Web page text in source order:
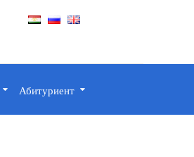
Абитуриент